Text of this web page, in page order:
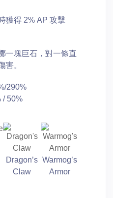
獲得 2% AP 攻擊
一塊巨石，對一條直
害。
290%
/ 50%
Dragon’s
Claw
Warmog’s
Armor